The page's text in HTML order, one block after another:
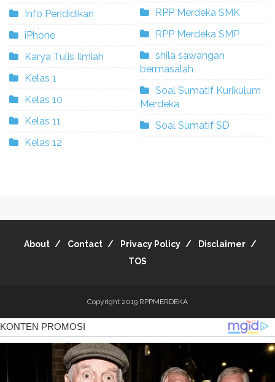
Info Pendidikan
iPhone
Karya Tulis Ilmiah
Kelas 1
Kelas 10
Kelas 11
Kelas 12
RPP Merdeka SMK
RPP Merdeka SMP
shila sawangan
bermasalah
Soal Sumatif Kurikulum
Merdeka
Soal Sumatif SD
About Contact Privacy Policy
Disclaimer
TOS
Copyright 2019 RPPMERDEKA